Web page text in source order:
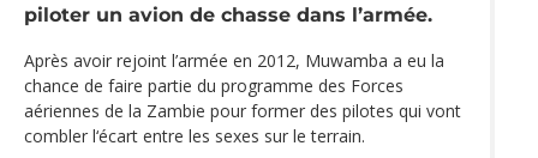
piloter un avion de chasse dans l’armée.
Après avoir rejoint l’armée en 2012, Muwamba a eu la
chance de faire partie du programme des Forces
aériennes de la Zambie pour former des pilotes qui vont
combler l‘écart entre les sexes sur le terrain.